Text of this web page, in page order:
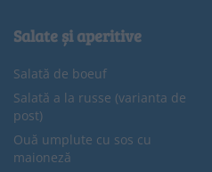
Salate și aperitive
Salată de boeuf
Salată a la russe (varianta de
post)
Ouă umplute cu sos cu
maioneză